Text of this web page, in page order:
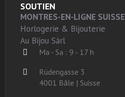
SOUTIEN
MONTRES-EN-LIGNE SUISSE
Horlogerie & Bijouterie
Au Bijou Sàrl
Ma - Sa : 9 - 17 h
Rüdengasse 3
4001 Bâle | Suisse